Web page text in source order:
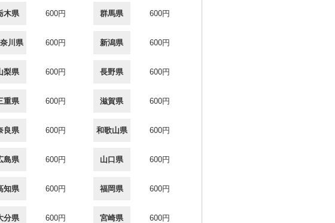
木県 600円 群馬県 600円
川県 600円 新潟県 600円
梨県 600円 長野県 600円
重県 600円 滋賀県 600円
良県 600円 和歌山県 600円
島県 600円 山口県 600円
知県 600円 福岡県 600円
分県 600円 宮崎県 600円